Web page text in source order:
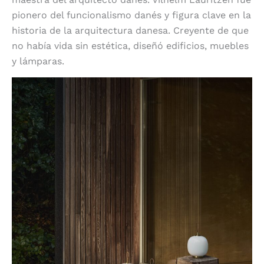
pionero del funcionalismo danés y figura clave en la
historia de la arquitectura danesa. Creyente de que
no había vida sin estética, diseñó edificios, muebles
y lámparas.